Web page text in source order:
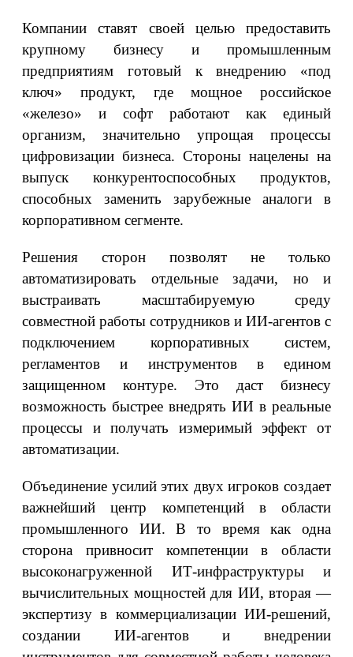
Компании ставят своей целью предоставить
крупному бизнесу и промышленным
предприятиям готовый к внедрению «под
ключ» продукт, где мощное российское
«железо» и софт работают как единый
организм, значительно упрощая процессы
цифровизации бизнеса. Стороны нацелены на
выпуск конкурентоспособных продуктов,
способных заменить зарубежные аналоги в
корпоративном сегменте.
Решения сторон позволят не только
автоматизировать отдельные задачи, но и
выстраивать масштабируемую среду
совместной работы сотрудников и ИИ-агентов с
подключением корпоративных систем,
регламентов и инструментов в едином
защищенном контуре. Это даст бизнесу
возможность быстрее внедрять ИИ в реальные
процессы и получать измеримый эффект от
автоматизации.
Объединение усилий этих двух игроков создает
важнейший центр компетенций в области
промышленного ИИ. В то время как одна
сторона привносит компетенции в области
высоконагруженной ИТ-инфраструктуры и
вычислительных мощностей для ИИ, вторая —
экспертизу в коммерциализации ИИ-решений,
создании ИИ-агентов и внедрении